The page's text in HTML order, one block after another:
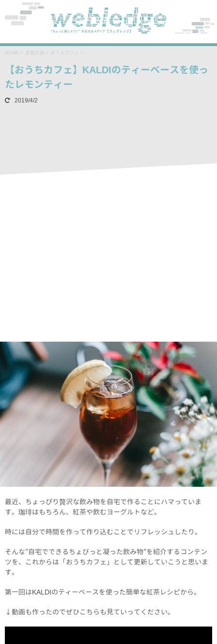
HOME おうちカフェ
【おうちカフェ】KALDIのティーベースを使っ
たレモンティー
2019/4/2
最近、ちょっぴり贅沢な飲み物を自宅で作ることにハマっていま
す。珈琲はもちろん、紅茶や飲むヨーグルトなど。
時には自分で時間を作って作り込むことでリフレッシュしたり。
そんな”自宅でできるちょびっと凝った飲み物”を紹介するコンテン
ツを、これからは「おうちカフェ」として更新していこうと思いま
す。
第一回はKALDIのティーベースを使った簡単な紅茶レシピから。
↓動画も作ったのでぜひこちらも見ていってください。